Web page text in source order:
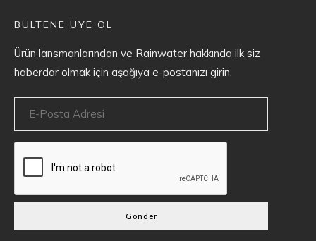
BÜLTENE ÜYE OL
Ürün lansmanlarından ve Rainwater hakkında ilk siz
haberdar olmak için aşağıya e-postanızı girin.
Gönder